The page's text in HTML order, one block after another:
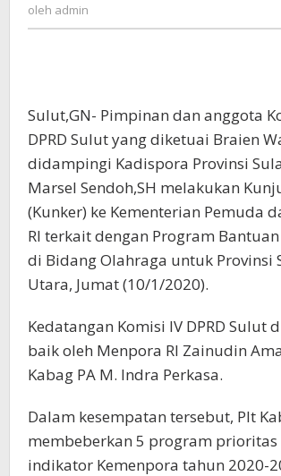
oleh admin
Sulut,GN- Pimpinan dan anggota
DPRD Sulut yang diketuai Braien
didampingi Kadispora Provinsi
Marsel Sendoh,SH melakukan
(Kunker) ke Kementerian Pemuda
RI terkait dengan Program Bantuan
di Bidang Olahraga untuk Provinsi
Utara, Jumat (10/1/2020).
Kedatangan Komisi IV DPRD Sulut
baik oleh Menpora RI Zainudin
Kabag PA M. Indra Perkasa.
Dalam kesempatan tersebut, Plt
membeberkan 5 program prioritas
indikator Kemenpora tahun 2020-